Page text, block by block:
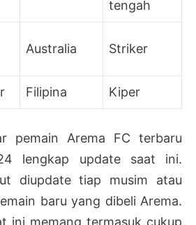
tengah
Australia Striker
Filipina Kiper
pemain Arema FC terbaru
lengkap update saat ini.
diupdate tiap musim atau
baru yang dibeli Arema.
ini memang termasuk cukup